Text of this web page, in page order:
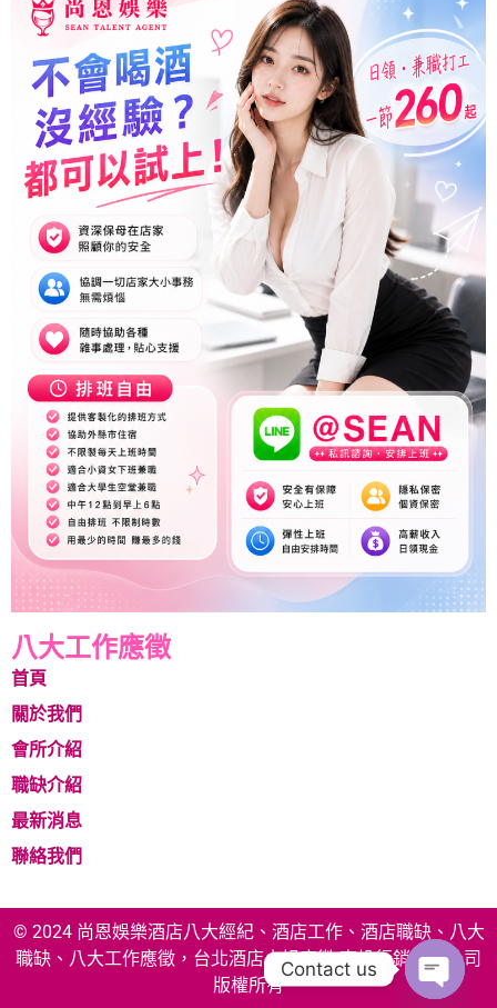
八大工作應徵
首頁
關於我們
會所介紹
職缺介紹
最新消息
聯絡我們
© 2024 尚恩娛樂酒店八大經紀、酒店工作、酒店職缺、八大
職缺、八大工作應徵，台北酒店小姐應徵 享投行銷有限公司
版權所有
Contact us